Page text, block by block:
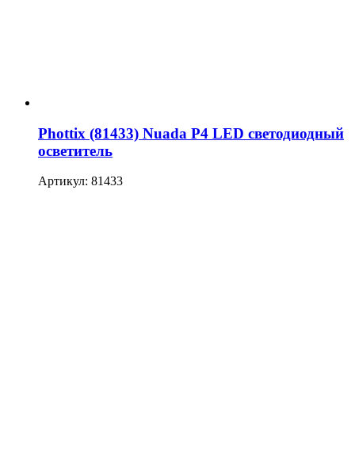
Phottix (81433) Nuada P4 LED светодиодный
осветитель
Артикул: 81433